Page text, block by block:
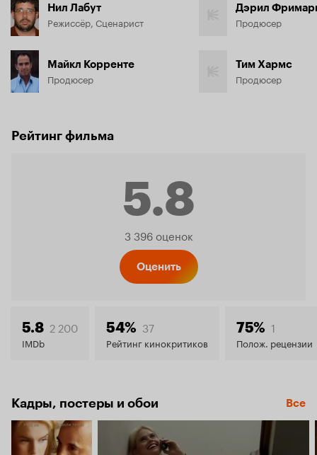
Нил Лабут
Режиссёр, Сценарист
Майкл Корренте
Продюсер
Дэрил
Продюсер
Тим Хармс
Продюсер
Рейтинг фильма
5.8
Рейтинг
5.8
3 396 оценок
Оценить
5.8 2 200
IMDb
54% 37
Рейтинг кинокритиков
75% 1
Полож. рецензии
Кадры, постеры и обои Все